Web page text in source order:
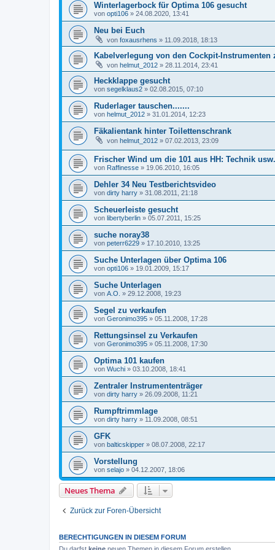
Winterlagerbock für Optima 106 gesucht
von opti106 » 24.08.2020, 13:41
Neu bei Euch
von foxausrhens » 11.09.2018, 18:13
Kabelverlegung von den Cockpit-Instrumenten
von helmut_2012 » 28.11.2014, 23:41
Heckklappe gesucht
von segelklaus2 » 02.08.2015, 07:10
Ruderlager tauschen.......
von helmut_2012 » 31.01.2014, 12:23
Fäkalientank hinter Toilettenschrank
von helmut_2012 » 07.02.2013, 23:09
Frischer Wind um die 101 aus HH: Technik
von Raffinesse » 19.06.2010, 16:05
Dehler 34 Neu Testberichtsvideo
von dirty harry » 31.08.2011, 21:18
Scheuerleiste gesucht
von libertyberlin » 05.07.2011, 15:25
suche noray38
von peterr6229 » 17.10.2010, 13:25
Suche Unterlagen über Optima 106
von opti106 » 19.01.2009, 15:17
Suche Unterlagen
von A.O. » 29.12.2008, 19:23
Segel zu verkaufen
von Geronimo395 » 05.11.2008, 17:28
Rettungsinsel zu Verkaufen
von Geronimo395 » 05.11.2008, 17:30
Optima 101 kaufen
von Wuchi » 03.10.2008, 18:41
Zentraler Instrumententräger
von dirty harry » 26.09.2008, 11:21
Rumpftrimmlage
von dirty harry » 11.09.2008, 08:51
GFK
von balticskipper » 08.07.2008, 22:17
Vorstellung
von selajo » 04.12.2007, 18:06
Neues Thema
Zurück zur Foren-Übersicht
BERECHTIGUNGEN IN DIESEM FORUM